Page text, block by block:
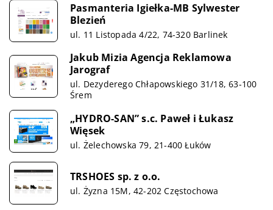
Pasmanteria Igiełka-MB Sylwester
Blezień
ul. 11 Listopada 4/22, 74-320 Barlinek
Jakub Mizia Agencja Reklamowa
Jarograf
ul. Dezyderego Chłapowskiego 31/18, 63-100
Śrem
„HYDRO-SAN” s.c. Paweł i Łukasz
Więsek
ul. Żelechowska 79, 21-400 Łuków
TRSHOES sp. z o.o.
ul. Żyzna 15M, 42-202 Częstochowa